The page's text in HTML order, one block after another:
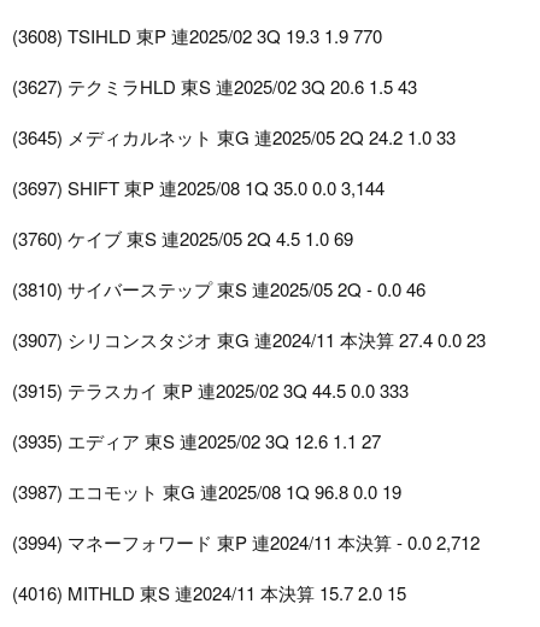
(3608) TSIHLD 東P 連2025/02 3Q 19.3 1.9 770
(3627) テクミラHLD 東S 連2025/02 3Q 20.6 1.5 43
(3645) メディカルネット 東G 連2025/05 2Q 24.2 1.0 33
(3697) SHIFT 東P 連2025/08 1Q 35.0 0.0 3,144
(3760) ケイブ 東S 連2025/05 2Q 4.5 1.0 69
(3810) サイバーステップ 東S 連2025/05 2Q - 0.0 46
(3907) シリコンスタジオ 東G 連2024/11 本決算 27.4 0.0 23
(3915) テラスカイ 東P 連2025/02 3Q 44.5 0.0 333
(3935) エディア 東S 連2025/02 3Q 12.6 1.1 27
(3987) エコモット 東G 連2025/08 1Q 96.8 0.0 19
(3994) マネーフォワード 東P 連2024/11 本決算 - 0.0 2,712
(4016) MITHLD 東S 連2024/11 本決算 15.7 2.0 15